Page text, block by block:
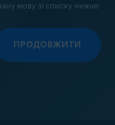
мову зі списку нижче:
ПРОДОВЖИТИ